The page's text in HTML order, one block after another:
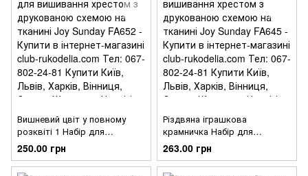
Вишневий цвіт у повному
розквіті 1 Набір для
вишивання хрестом з
друкованою схемою на
тканині Joy Sunday FA652
250.00 грн
Різдвяна іграшкова
крамничка Набір для
вишивання хрестом з
друкованою схемою на
тканині Joy Sunday FA645
263.00 грн